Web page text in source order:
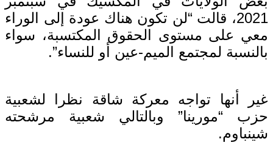
2021، قالت “لن تكون هناك عودة إلى الوراء
معي على مستوى الحقوق المكتسبة، سواء
بالنسبة لمجتمع الميم-عين أو للنساء”.
غير أنها تواجه معركة شاقة نظرا لشعبية
حزب “مورينا” وبالتالي شعبية مرشحته
شينباوم.